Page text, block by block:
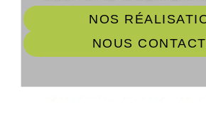
NOS
NOUS